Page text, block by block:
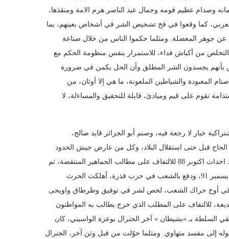
وصدام عظيم قومه وجمال عبد الناصر هرم الامة ومنقذها،
كما وقعوا في فخ تشخيص الشر في أشخاص بعينهم، بما
جوهر المعضلة. ومثلما حكموا الناس من خلال صناعة
من أكباش فداء، للاستمرار بنفس منظومة الحكم مع
بأنهم يجسدون الشر المطلق وأن الحل يكمن في ضرورة
المعبودة والشياطين الملعونة، ما هي إلا أوثان، من
تقوم على قيم ومبادئ، قابلة للتحقيق والمساءلة، لا
خيار لا رجعة فيه، وصنم أبو الجزائر قايد صالج،
قبل حتى استقلال البلاد، وكل من عارض جيش الحدود
ودولة العسكر بعد 62، ثم التضحية بالأمين العام لجبهة التحرير مساعدية بعد احداث اكتوبر 88 للالتفاف على مطالب الجماهير المنتفضة، ثم
شَخَص الشر بعد انقلاب يناير 92 في الإسلام السياسي الفائز في انتخابات ديسمبر 91، ودفع بالشعب في حرب قذرة، أهلكت الحرث
في أوج حراك الشعب، لخص لشر في توفيق وطرطاق واويحى
للالتفاف على المطلب الذي خرج يطالب به المواطنون
جديد، تلقي السلطة بـ »بشيطان » آخر الجنرال بوعزة الواسيني، كان
إلى مفسد متهاوي. ومثلما حوّلت من قبل وثن آخر، الجنرال